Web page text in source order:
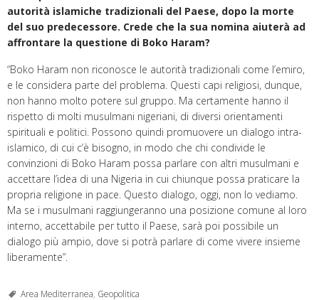
autorità islamiche tradizionali del Paese, dopo la morte
del suo predecessore. Crede che la sua nomina aiuterà ad
affrontare la questione di Boko Haram?
“Boko Haram non riconosce le autorità tradizionali come l’emiro,
e le considera parte del problema. Questi capi religiosi, dunque,
non hanno molto potere sul gruppo. Ma certamente hanno il
rispetto di molti musulmani nigeriani, di diversi orientamenti
spirituali e politici. Possono quindi promuovere un dialogo intra-
islamico, di cui c’è bisogno, in modo che chi condivide le
convinzioni di Boko Haram possa parlare con altri musulmani e
accettare l’idea di una Nigeria in cui chiunque possa praticare la
propria religione in pace. Questo dialogo, oggi, non lo vediamo.
Ma se i musulmani raggiungeranno una posizione comune al loro
interno, accettabile per tutto il Paese, sarà poi possibile un
dialogo più ampio, dove si potrà parlare di come vivere insieme
liberamente”.
Area Mediterranea, Geopolitica